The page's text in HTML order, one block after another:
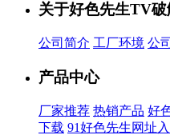
关于好色先生TV破
公司简介 工厂环境 公
产品中心
厂家推荐 热销产品 好
下载 91好色先生网址